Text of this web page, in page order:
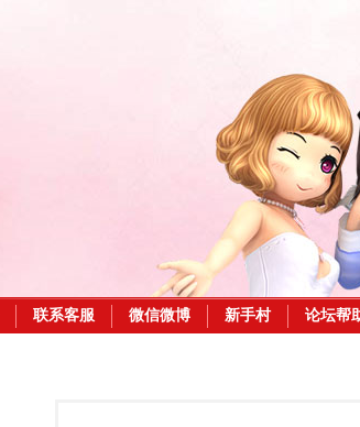
联系客服 微信微博 新手村 论坛帮